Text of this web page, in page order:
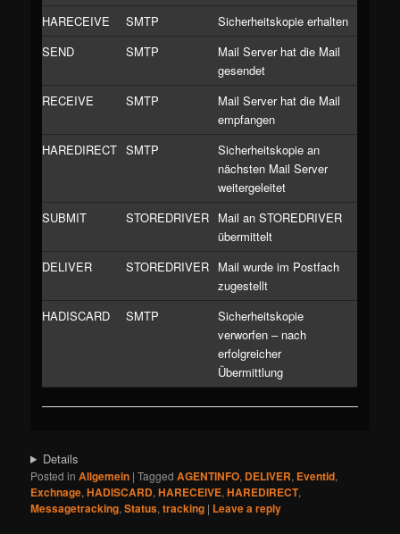
HARECEIVE
SMTP
Sicherheitskopie erhalten
SEND
SMTP
Mail Server hat die Mail
gesendet
RECEIVE
SMTP
Mail Server hat die Mail
empfangen
HAREDIRECT SMTP
Sicherheitskopie an
nächsten Mail Server
weitergeleitet
SUBMIT
STOREDRIVER Mail an STOREDRIVER
übermittelt
DELIVER
STOREDRIVER Mail wurde im Postfach
zugestellt
HADISCARD
SMTP
Sicherheitskopie
verworfen – nach
erfolgreicher
Übermittlung
Details
Posted in Allgemein |Tagged AGENTINFO, DELIVER, Eventid,
Exchnage,HADISCARD,HARECEIVE,HAREDIRECT,
Messagetracking,Status,tracking | Leave a reply